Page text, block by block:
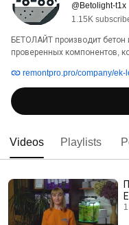
@Betolight-t1x
1.15K
БЕТОЛАЙТ производит бетон
проверенных компонентов,
влагостойкостью, а также
Обеспечивает доставку
строительство
цены и партнерские
remontpro.pro/company/ek-
Videos Playlists